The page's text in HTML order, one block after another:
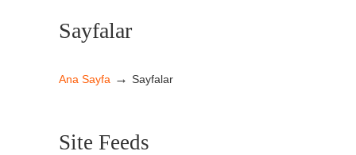
Sayfalar
Ana Sayfa → Sayfalar
Site Feeds